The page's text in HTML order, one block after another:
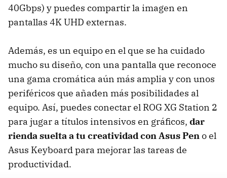
40Gbps) y puedes compartir la imagen en
pantallas 4K UHD externas.
Además, es un equipo en el que se ha cuidado
mucho su diseño, con una pantalla que reconoce
una gama cromática aún más amplia y con unos
periféricos que añaden más posibilidades al
equipo. Así, puedes conectar el ROG XG Station 2
para jugar a títulos intensivos en gráficos, dar
rienda suelta a tu creatividad con Asus Pen o el
Asus Keyboard para mejorar las tareas de
productividad.